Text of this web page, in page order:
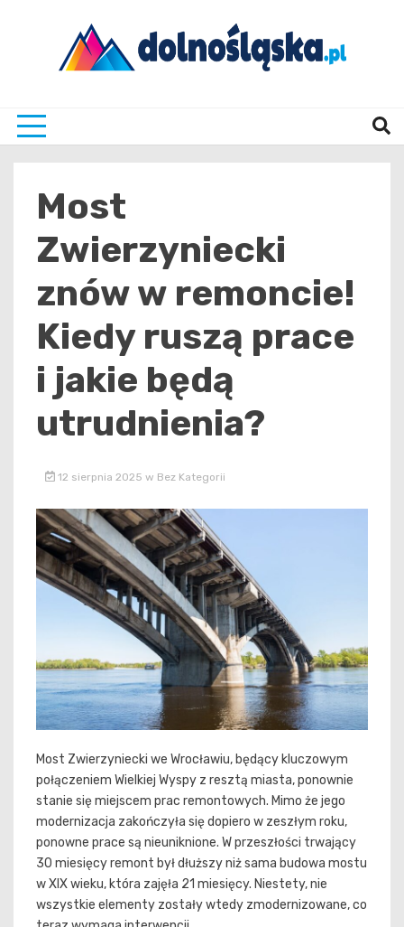
Most
Zwierzyniecki
znów w remoncie!
Kiedy ruszą prace
i jakie będą
utrudnienia?
12 sierpnia 2025 w Bez Kategorii
Most Zwierzyniecki we Wrocławiu, będący kluczowym
połączeniem Wielkiej Wyspy z resztą miasta, ponownie
stanie się miejscem prac remontowych. Mimo że jego
modernizacja zakończyła się dopiero w zeszłym roku,
ponowne prace są nieuniknione. W przeszłości trwający
30 miesięcy remont był dłuższy niż sama budowa mostu
w XIX wieku, która zajęła 21 miesięcy. Niestety, nie
wszystkie elementy zostały wtedy zmodernizowane, co